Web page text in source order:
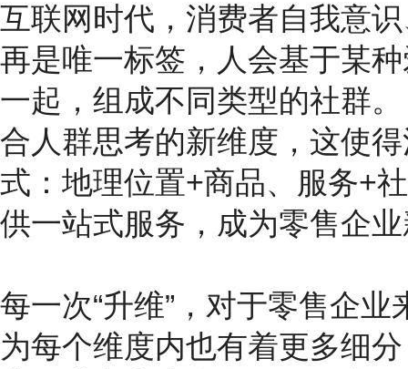
互联网时代，消费者自我意
再是唯一标签，人会基于某
一起，组成不同类型的社群
合人群思考的新维度，这使
式：地理位置+商品、服务+
供一站式服务，成为零售企
每一次“升维”，对于零售企
为每个维度内也有着更多细